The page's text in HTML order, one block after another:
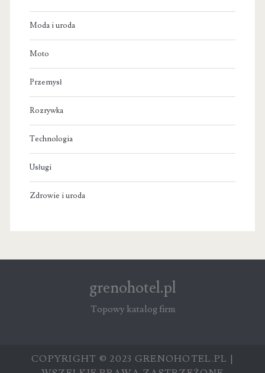
Moda i uroda
Moto
Przemysł
Rozrywka
Technologia
Usługi
Zdrowie i uroda
grenohotel.pl
Topowy katalog firm
COPYRIGHT © 2023 GRENOHOTEL.PL |